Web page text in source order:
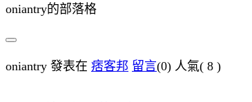
oniantry的部落格
oniantry 發表在 痞客邦 留言(0) 人氣( 8 )